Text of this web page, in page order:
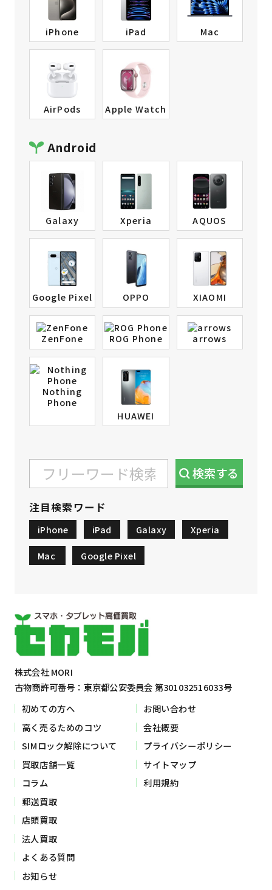
iPhone iPad Mac
AirPods Apple Watch
Android
Galaxy Xperia AQUOS
Google Pixel OPPO XIAOMI
ZenFone ROG Phone arrows
Nothing
Phone
HUAWEI
検索する
注目検索ワード
iPhone iPad Galaxy Xperia
Mac Google Pixel
株式会社 MORI
古物商許可番号：東京都公安委員会 第301032516033号
初めての方へ
高く売るためのコツ
SIMロック解除について
買取店舗一覧
コラム
郵送買取
店頭買取
法人買取
よくある質問
お知らせ
お問い合わせ
会社概要
プライバシーポリシー
サイトマップ
利用規約